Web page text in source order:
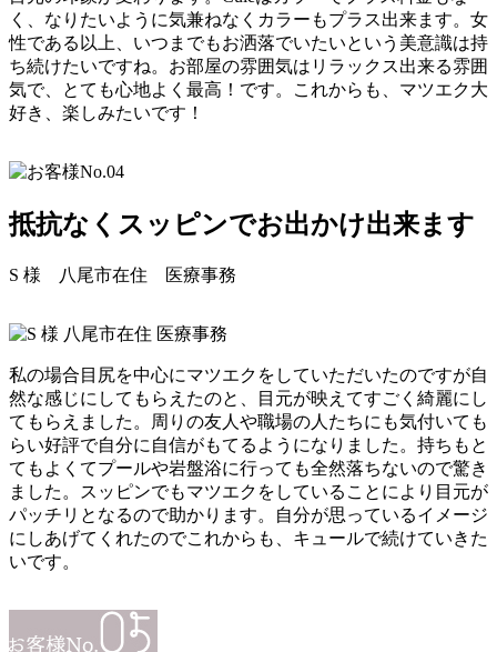
く、なりたいように気兼ねなくカラーもプラス出来ます。女
性である以上、いつまでもお洒落でいたいという美意識は持
ち続けたいですね。お部屋の雰囲気はリラックス出来る雰囲
気で、とても心地よく最高！です。これからも、マツエク大
好き、楽しみたいです！
抵抗なくスッピンでお出かけ出来ます
S 様 八尾市在住 医療事務
私の場合目尻を中心にマツエクをしていただいたのですが自
然な感じにしてもらえたのと、目元が映えてすごく綺麗にし
てもらえました。周りの友人や職場の人たちにも気付いても
らい好評で自分に自信がもてるようになりました。持ちもと
てもよくてプールや岩盤浴に行っても全然落ちないので驚き
ました。スッピンでもマツエクをしていることにより目元が
パッチリとなるので助かります。自分が思っているイメージ
にしあげてくれたのでこれからも、キュールで続けていきた
いです。